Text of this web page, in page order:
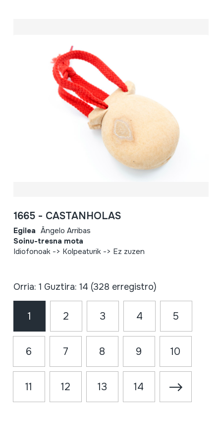
1665 - CASTANHOLAS
Egilea Ângelo Arribas
Soinu-tresna mota
Idiofonoak -> Kolpeaturik -> Ez zuzen
Orria: 1 Guztira: 14 (328 erregistro)
1 2 3 4 5
6 7 8 9 10
11 12 13 14